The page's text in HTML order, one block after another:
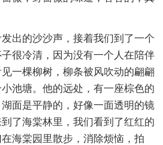
出的沙沙声，接着我们到了一个
很冷清，因为没有一个人在陪伴
一棵柳树，柳条被风吹动的翩翩
池塘。他的远处，有一座棕色的
面是平静的，好像一面透明的镜
了海棠林里，我们看到了红红的
海棠园里散步，消除烦恼，拍